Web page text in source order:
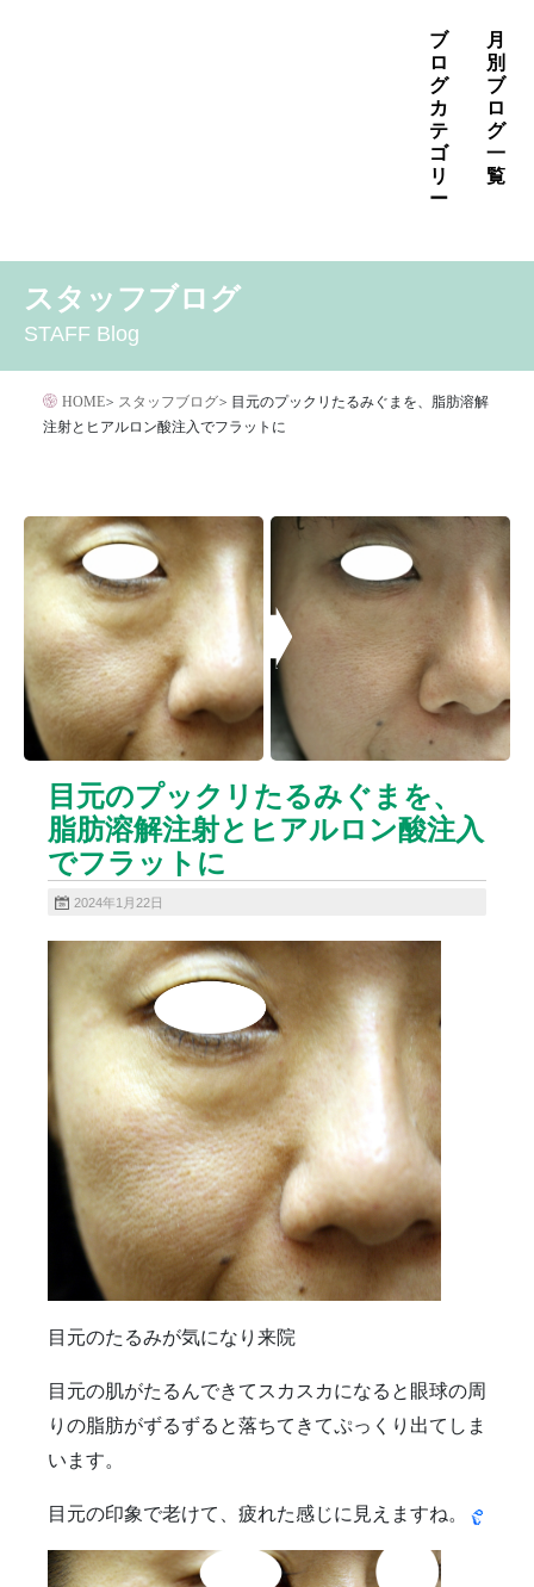
キ
ブ
ロ
グ
カ
テ
ゴ
リ
ー
その他の治療
たるみ治療
アレルギー・アトピー・花粉症
クリニック
サプリメント
タトゥー・刺青除去
ダイエット
トーニング
ニキビクリア
ニキビ治療
ニキビ痕の凹み（ニキビ痕のクレーター）
ニキビ痕の凹み（ニキビ痕のクレーター）オリジナル
ピーリング
ニキビ跡・凹みクレーター治療
ニキビ跡治療
ヒアルロン酸分解除去
ヒアルロン酸注入
ピアス
ブログ
プチ整形 ボトックス修正
ボトックス注射
マイクロボトックス
メディア
メディカルダイエット
ロアキュティン
保険診療・一般診療
成長因子ピーリング
炭酸ガスレーザー
猫
目の下のくま治療
美肌・アンチエイジング
肝斑治療
脂肪溶解注射
脂肪溶解注射（BNLS）
花粉症
血管開き
雑誌掲載
食べ物 ＹＡＧレーザー
月
別
ブ
ロ
グ
一
覧
2026年5月
2026年4月
2026年2月
スタッフブログ
STAFF Blog
HOME> スタッフブログ> 目元のプックリたるみぐまを、脂肪溶解
注射とヒアルロン酸注入でフラットに
目元のプックリたるみぐまを、
脂肪溶解注射とヒアルロン酸注入
でフラットに
2024年1月22日
目元のたるみが気になり来院
目元の肌がたるんできてスカスカになると眼球の周
りの脂肪がずるずると落ちてきてぷっくり出てしま
います。
目元の印象で老けて、疲れた感じに見えますね。